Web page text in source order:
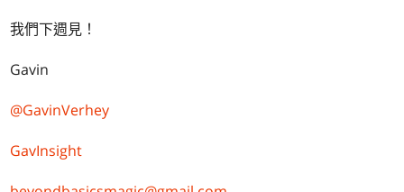
我們下週見！
Gavin
@GavinVerhey
GavInsight